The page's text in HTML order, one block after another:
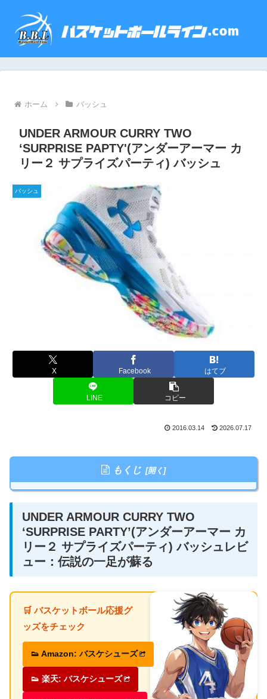
ホーム バッシュ
UNDER ARMOUR CURRY TWO
‘SURPRISE PAPTY'(アンダーアーマー カ
リー２ サプライズパーティ) バッシュ
バッシュ
X Facebook はてブ
LINE コピー
2016.03.14 2026.07.17
もくじ
UNDER ARMOUR CURRY TWO
‘SURPRISE PARTY’(アンダーアーマー カ
リー２ サプライズパーティ) バッシュレビ
ュー：伝説の一足が蘇る
🛒 バスケットボール応援グ
ッズをチェック
👟 Amazon: バスケシューズ
👟 楽天: バスケシューズ